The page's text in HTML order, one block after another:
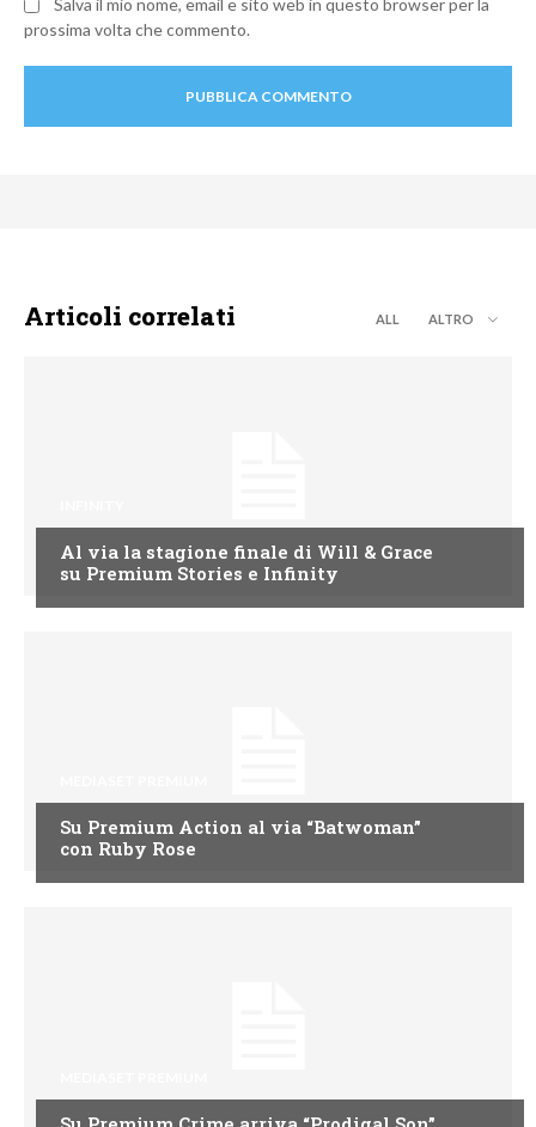
Salva il mio nome, email e sito web in questo browser per la
prossima volta che commento.
Articoli correlati ALL ALTRO
Al via la stagione finale di Will & Grace
su Premium Stories e Infinity
Su Premium Action al via “Batwoman”
con Ruby Rose